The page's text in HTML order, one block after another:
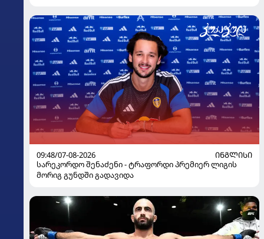
09:48/07-08-2026
ᲘᲜᲒᲚᲘᲡᲘ
სარეკორდო შენაძენი - ტრაფორდი პრემიერ ლიგის
მორიგ გუნდში გადავიდა